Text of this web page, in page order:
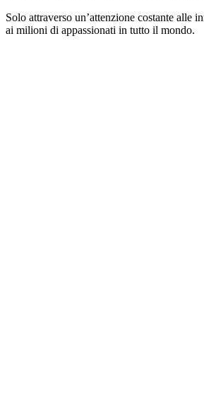
Solo attraverso un’attenzione costante alle
ai milioni di appassionati in tutto il mondo.